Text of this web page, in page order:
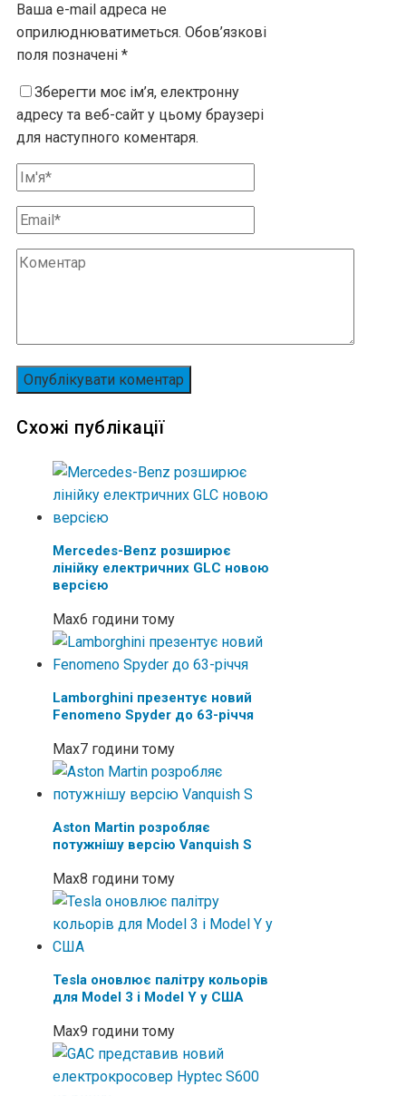
Ваша e-mail адреса не
оприлюднюватиметься. Обов’язкові
поля позначені *
Зберегти моє ім’я, електронну
адресу та веб-сайт у цьому браузері
для наступного коментаря.
Схожі публікації
Mercedes-Benz розширює
лінійку електричних GLC новою
версією
Max6 години тому
Lamborghini презентує новий
Fenomeno Spyder до 63-річчя
Max7 години тому
Aston Martin розробляє
потужнішу версію Vanquish S
Max8 години тому
Tesla оновлює палітру кольорів
для Model 3 і Model Y у США
Max9 години тому